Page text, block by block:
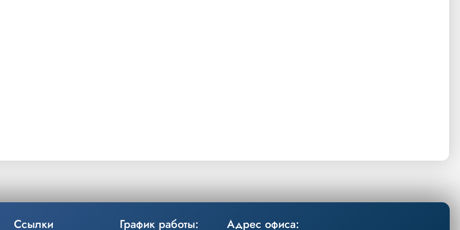
Ссылки График работы: Адрес офиса: